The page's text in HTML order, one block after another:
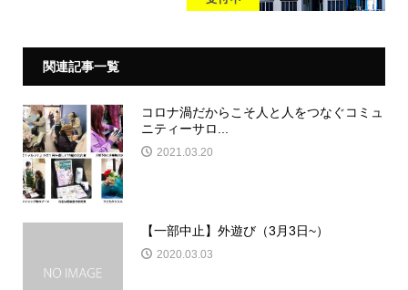
関連記事一覧
コロナ渦だからこそ人と人をつなぐコミュ
ニティーサロ...
2021.03.20
【一部中止】外遊び（3月3日~）
2020.03.03